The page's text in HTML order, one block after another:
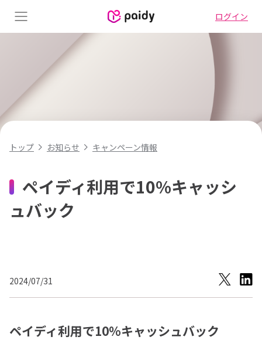
Menu ログイン
トップ お知らせ キャンペーン情報
ペイディ利用で10%キャッシ
ュバック
2024/07/31
ペイディ利用で10%キャッシュバック